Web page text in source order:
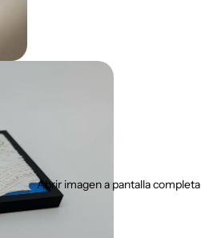
Abrir imagen a pantalla completa